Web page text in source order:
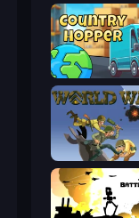
Country Hopper
World Wars 2